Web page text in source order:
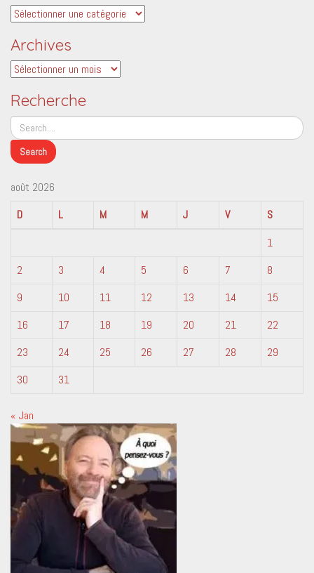
Catégories
Archives
Archives
Recherche
août 2026
D
L M M J V
S
1
2
3 4 5 6 7
8
9
10 11 12 13 14
15
16
17 18 19 20 21
22
23
24 25 26 27 28
29
30
31
« Jan